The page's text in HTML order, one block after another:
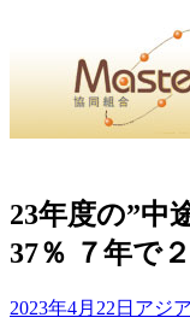
せ・
・Home・ ・理
協同組合Masters／
国土交通省・経済産
23年度の”中
37％ ７年で
2023年4月22日 アジ